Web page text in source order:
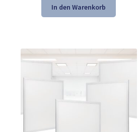
war:
82,28 €
ist:
59,98 €.
In den Warenkorb